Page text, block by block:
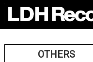
OTHERS